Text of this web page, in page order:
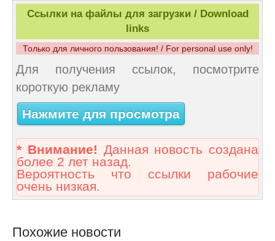
Ссылки на файлы для загрузки / Download
links
Только для личного пользования! / For personal use only!
Для получения ссылок, посмотрите
короткую рекламу
Нажмите для просмотра
* Внимание! Данная новость создана
более 2 лет назад.
Вероятность что ссылки рабочие
очень низкая.
Похожие новости